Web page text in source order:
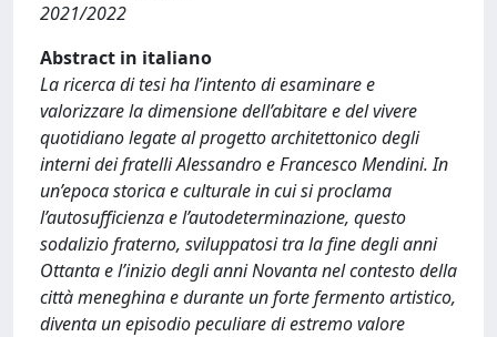
2021/2022
Abstract in italiano
La ricerca di tesi ha l’intento di esaminare e
valorizzare la dimensione dell’abitare e del vivere
quotidiano legate al progetto architettonico degli
interni dei fratelli Alessandro e Francesco Mendini. In
un’epoca storica e culturale in cui si proclama
l’autosufficienza e l’autodeterminazione, questo
sodalizio fraterno, sviluppatosi tra la fine degli anni
Ottanta e l’inizio degli anni Novanta nel contesto della
città meneghina e durante un forte fermento artistico,
diventa un episodio peculiare di estremo valore